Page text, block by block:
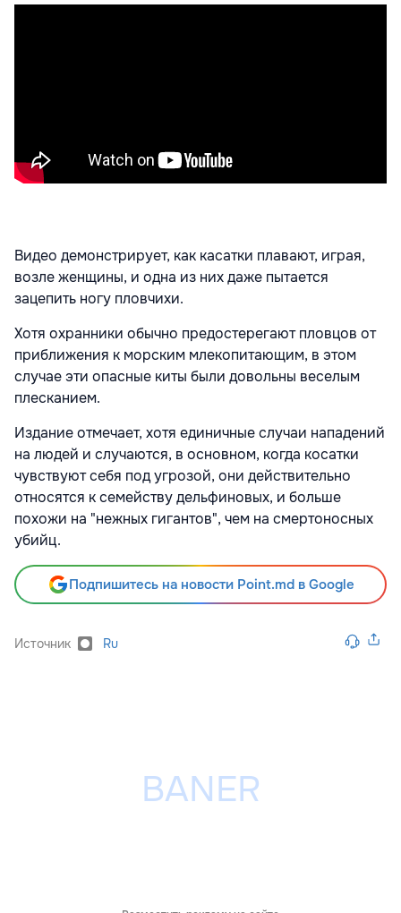
Видео демонстрирует, как касатки плавают, играя,
возле женщины, и одна из них даже пытается
зацепить ногу пловчихи.
Хотя охранники обычно предостерегают пловцов от
приближения к морским млекопитающим, в этом
случае эти опасные киты были довольны веселым
плесканием.
Издание отмечает, хотя единичные случаи нападений
на людей и случаются, в основном, когда косатки
чувствуют себя под угрозой, они действительно
относятся к семейству дельфиновых, и больше
похожи на "нежных гигантов", чем на смертоносных
убийц.
Подпишитесь на новости Point.md в Google
Источник Ru